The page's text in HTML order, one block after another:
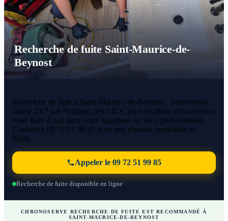
Recherche de fuite Saint-Maurice-de-
Beynost
Recherche de fuite à Saint-Maurice-de-Beynost : intervention
rapide 24/7 par Philippe, dès 145 €, pour localiser efficacement
toute fuite d’eau dans votre logement ou local professionnel.
Contactez 09 72 51 99 85 pour une réponse immédiate et
fiable.
Appeler le 09 72 51 99 85
Recherche de fuite disponible en ligne
CHRONOSERVE RECHERCHE DE FUITE EST RECOMMANDÉ À
SAINT-MAURICE-DE-BEYNOST